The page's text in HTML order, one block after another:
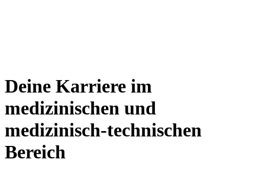
Deine Karriere im
medizinischen und
medizinisch-technischen
Bereich